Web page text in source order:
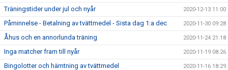
Träningstider under jul och nyår 2020-12-13 11:00
Påminnelse - Betalning av tvättmedel - Sista dag 1:a dec 2020-11-30 09:28
Åhus och en annorlunda träning 2020-11-24 21:18
Inga matcher fram till nyår 2020-11-19 08:26
Bingolotter och hämtning av tvättmedel 2020-11-16 18:29